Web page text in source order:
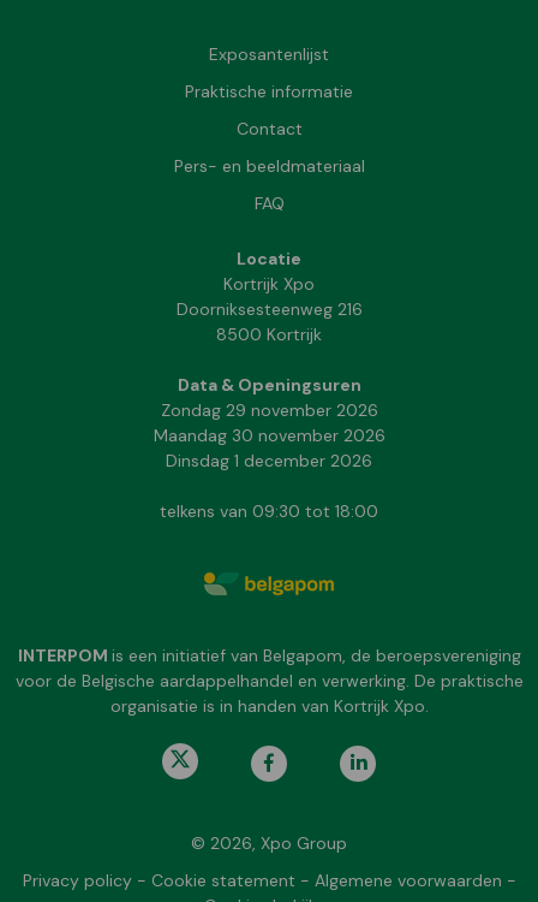
Exposantenlijst
Praktische informatie
Contact
Pers- en beeldmateriaal
FAQ
Locatie
Kortrijk Xpo
Doorniksesteenweg 216
8500 Kortrijk
Data & Openingsuren
Zondag 29 november 2026
Maandag 30 november 2026
Dinsdag 1 december 2026
telkens van 09:30 tot 18:00
INTERPOM is een initiatief van Belgapom, de beroepsvereniging
voor de Belgische aardappelhandel en verwerking. De praktische
organisatie is in handen van Kortrijk Xpo.
© 2026, Xpo Group
Privacy policy- Cookie statement - Algemene voorwaarden -